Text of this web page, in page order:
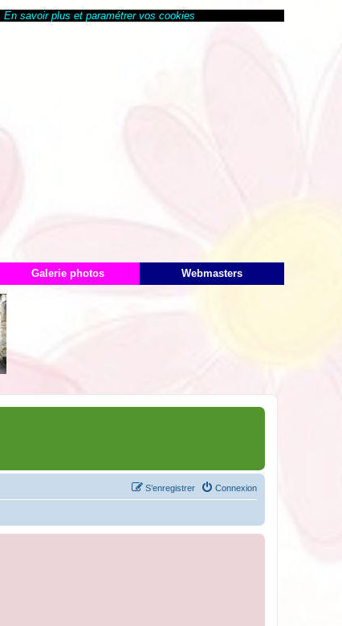
En savoir plus et paramétrer vos cookies
Galerie photos Webmasters
Connexion
S’enregistrer